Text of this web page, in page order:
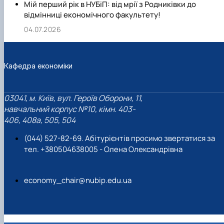
працювати:
у структурах Міністерства аграрної політики та
продовольства України;
у аграрних підприємствах;
у бізнес структурах;
у Пенсійному фонді та Податкових інспекціях;
у інших аграрних установах і відомствах;
у контрольних фінансових органах;
у державних позабюджетних фондах;
у комерційних та інвестиційних банках;
комерційних організацій;
Мій перший рік в НУБіП: від мрії з Родниківки до
відмінниці економічного факультету!
04.07.2026
Кафедра економіки
03041, м. Київ, вул. Героїв Оборони, 11,
навчальний корпус №10, кімн. 403-
406, 408a, 505, 504
(044) 527-82-69. Абітурієнтів просимо звертатися за
тел. +380504638005 - Олена Олександрівна
economy_chair@nubip.edu.ua